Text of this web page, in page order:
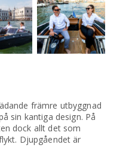
främre utbyggnad
sin kantiga design. På
dock allt det som
Djupgåendet är